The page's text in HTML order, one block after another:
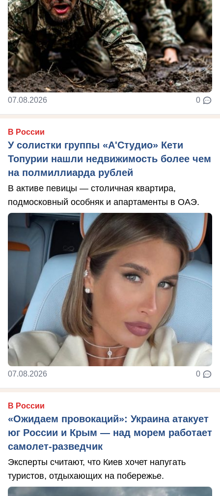
07.08.2026 0
В России
У солистки группы «А'Студио» Кети
Топурии нашли недвижимость более чем
на полмиллиарда рублей
В активе певицы — столичная квартира,
подмосковный особняк и апартаменты в ОАЭ.
07.08.2026 0
В России
«Ожидаем провокаций»: Украина атакует
юг России и Крым — над морем работает
самолет-разведчик
Эксперты считают, что Киев хочет напугать
туристов, отдыхающих на побережье.